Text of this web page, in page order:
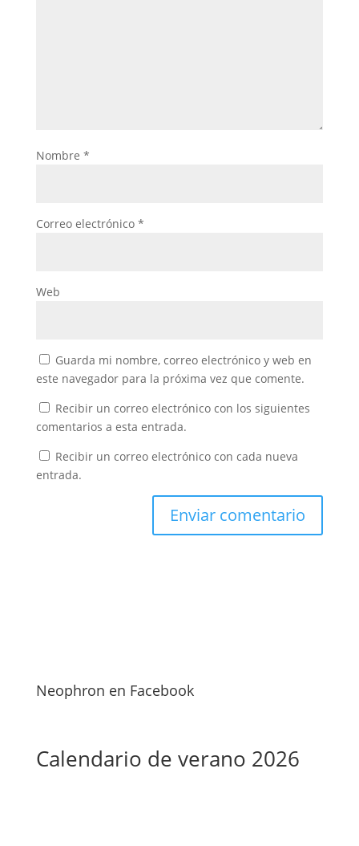
Nombre *
Correo electrónico *
Web
Guarda mi nombre, correo electrónico y web en
este navegador para la próxima vez que comente.
Recibir un correo electrónico con los siguientes
comentarios a esta entrada.
Recibir un correo electrónico con cada nueva
entrada.
Neophron en Facebook
Calendario de verano 2026